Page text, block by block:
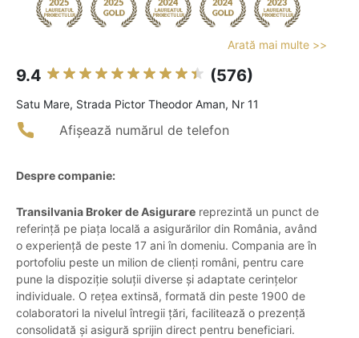
Arată mai multe >>
9.4 (576)
Satu Mare, Strada Pictor Theodor Aman, Nr 11
Afișează numărul de telefon
Despre companie:
Transilvania Broker de Asigurare reprezintă un punct de
referință pe piața locală a asigurărilor din România, având
o experiență de peste 17 ani în domeniu. Compania are în
portofoliu peste un milion de clienți români, pentru care
pune la dispoziție soluții diverse și adaptate cerințelor
individuale. O rețea extinsă, formată din peste 1900 de
colaboratori la nivelul întregii țări, facilitează o prezență
consolidată și asigură sprijin direct pentru beneficiari.